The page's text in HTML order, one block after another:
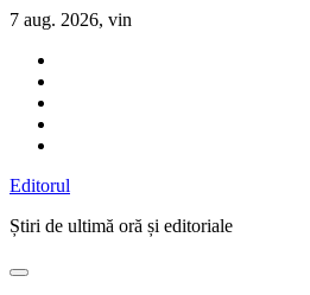
Sari
conținut
7 aug. 2026, vin
Editorul
Știri de ultimă oră și editoriale